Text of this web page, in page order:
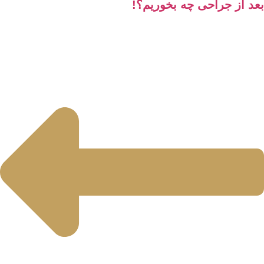
از جراحی چه بخوریم؟!